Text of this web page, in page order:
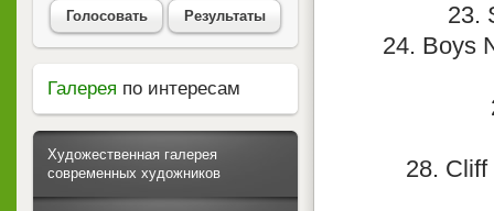
23.
24. Boys
28. Cliff
Голосовать Результаты
Галерея по интересам
Художественная галерея
современных художников